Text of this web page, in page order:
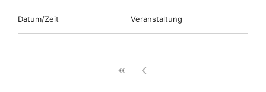
Datum/Zeit Veranstaltung